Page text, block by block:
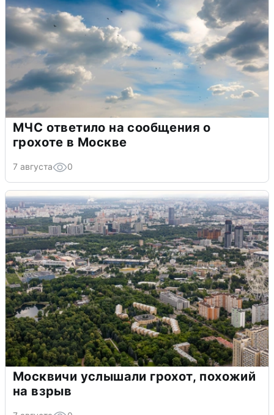
МЧС ответило на сообщения о
грохоте в Москве
7 августа 0
Москвичи услышали грохот, похожий
на взрыв